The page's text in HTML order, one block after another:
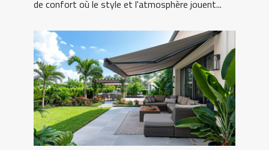
de confort où le style et l'atmosphère jouent...